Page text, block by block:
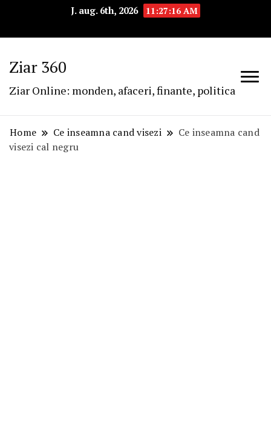
J. aug. 6th, 2026 11:27:16 AM
Ziar 360
Ziar Online: monden, afaceri, finante, politica
Home Ce inseamna cand visezi
Ce inseamna cand
visezi cal negru